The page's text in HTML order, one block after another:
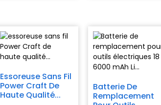
Essoreuse Sans Fil
Power Craft De
Haute Qualité...
Batterie De
Remplacement